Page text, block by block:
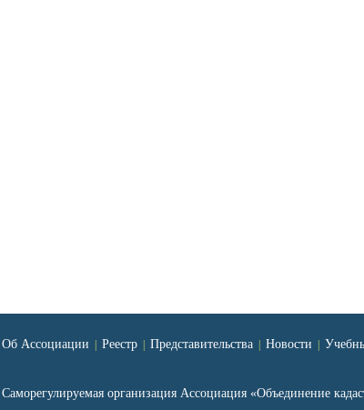
Об Ассоциации Реестр Представительства Новости
Саморегулируемая организация Ассоциация «Объединение